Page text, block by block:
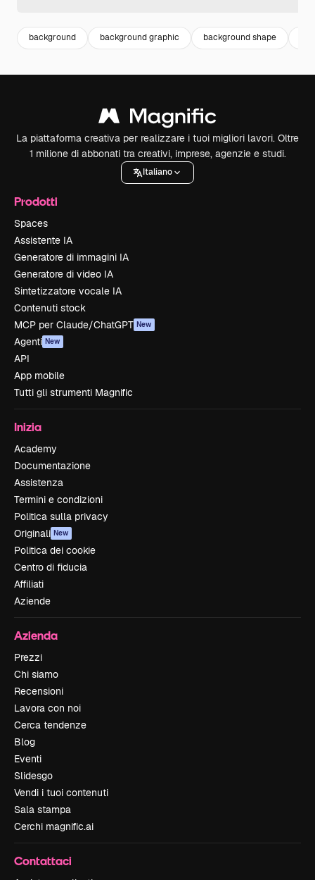
background background graphic background shape
La piattaforma creativa per realizzare i tuoi migliori lavori. Oltre
1 milione di abbonati tra creativi, imprese, agenzie e studi.
Italiano
Prodotti
Spaces
Assistente IA
Generatore di immagini IA
Generatore di video IA
Sintetizzatore vocale IA
Contenuti stock
MCP per Claude/ChatGPT New
Agenti New
API
App mobile
Tutti gli strumenti Magnific
Inizia
Academy
Documentazione
Assistenza
Termini e condizioni
Politica sulla privacy
Originali New
Politica dei cookie
Centro di fiducia
Affiliati
Aziende
Azienda
Prezzi
Chi siamo
Recensioni
Lavora con noi
Cerca tendenze
Blog
Eventi
Slidesgo
Vendi i tuoi contenuti
Sala stampa
Cerchi magnific.ai
Contattaci